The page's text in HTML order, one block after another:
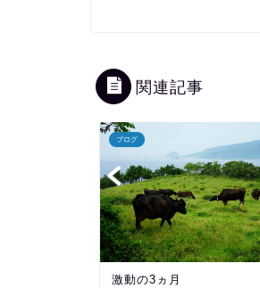
関連記事
ブログ
激動の3ヵ月